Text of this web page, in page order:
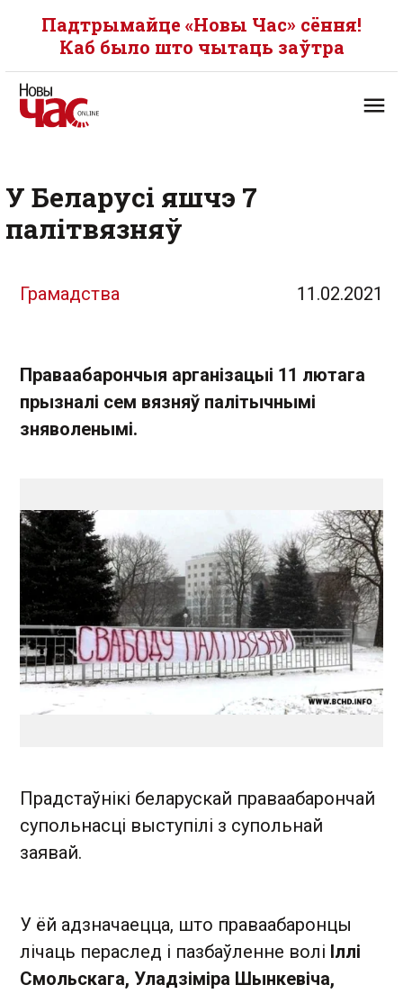
Падтрымайце «Новы Час» сёння!
Каб было што чытаць заўтра
У Беларусі яшчэ 7
палітвязняў
Грамадства 11.02.2021
Праваабарончыя арганізацыі 11 лютага
прызналі сем вязняў палітычнымі
зняволенымі.
Прадстаўнікі беларускай праваабарончай
супольнасці выступілі з супольнай
заявай.
У ёй адзначаецца, што праваабаронцы
лічаць пераслед і пазбаўленне волі Іллі
Смольскага, Уладзіміра Шынкевіча,